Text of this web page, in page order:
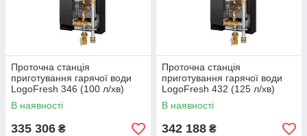
Проточна станція
приготування гарячої води
LogoFresh 346 (100 л/хв)
Meibes
В наявності
335 306 ₴
Проточна станція
приготування гарячої води
LogoFresh 432 (125 л/хв)
Meibes
В наявності
342 188 ₴